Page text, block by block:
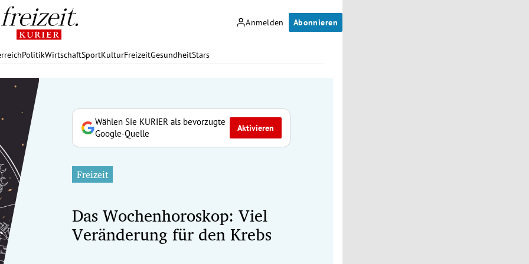
Anmelden Abonnieren
PolitikWirtschaftSportKulturFreizeitGesundheitStars
Wählen Sie KURIER als bevorzugte
Google-Quelle
Aktivieren
Freizeit
Das Wochenhoroskop: Viel
Veränderung für den Krebs